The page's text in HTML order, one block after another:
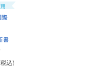
際
書
込)